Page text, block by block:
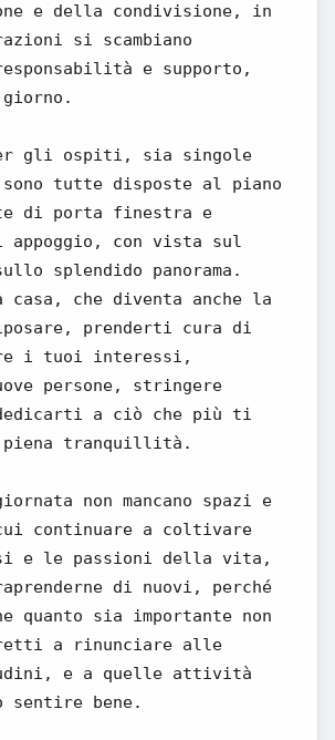
e della condivisione, in
si scambiano
e supporto,
gli ospiti, sia singole
sono tutte disposte al piano
di porta finestra e
appoggio, con vista sul
splendido panorama.
casa, che diventa anche la
prenderti cura di
i tuoi interessi,
persone, stringere
a ciò che più ti
piena tranquillità.
non mancano spazi e
continuare a coltivare
e le passioni della vita,
di nuovi, perché
quanto sia importante non
a rinunciare alle
e a quelle attività
sentire bene.